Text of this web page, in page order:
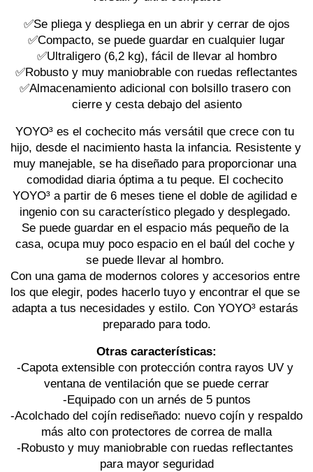
✅Se pliega y despliega en un abrir y cerrar de ojos
✅Compacto, se puede guardar en cualquier lugar
✅Ultraligero (6,2 kg), fácil de llevar al hombro
✅Robusto y muy maniobrable con ruedas reflectantes
✅Almacenamiento adicional con bolsillo trasero con
cierre y cesta debajo del asiento
YOYO³ es el cochecito más versátil que crece con tu
hijo, desde el nacimiento hasta la infancia. Resistente y
muy manejable, se ha diseñado para proporcionar una
comodidad diaria óptima a tu peque. El cochecito
YOYO³ a partir de 6 meses tiene el doble de agilidad e
ingenio con su característico plegado y desplegado.
Se puede guardar en el espacio más pequeño de la
casa, ocupa muy poco espacio en el baúl del coche y
se puede llevar al hombro.
Con una gama de modernos colores y accesorios entre
los que elegir, podes hacerlo tuyo y encontrar el que se
adapta a tus necesidades y estilo. Con YOYO³ estarás
preparado para todo.
Otras características:
-Capota extensible con protección contra rayos UV y
ventana de ventilación que se puede cerrar
-Equipado con un arnés de 5 puntos
-Acolchado del cojín rediseñado: nuevo cojín y respaldo
más alto con protectores de correa de malla
-Robusto y muy maniobrable con ruedas reflectantes
para mayor seguridad